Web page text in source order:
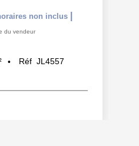
non inclus
du vendeur
Réf JL4557